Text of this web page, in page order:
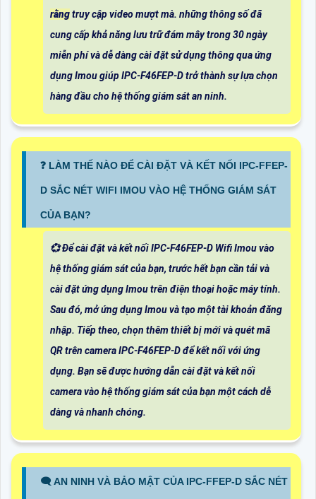
rằngtruy cập video mượt mà. những thông số đã
cung cấp khả năng lưu trữ đám mây trong 30 ngày
miễn phí và dễ dàng cài đặt sử dụng thông qua ứng
dụng Imou giúp IPC-F46FEP-D trở thành sự lựa chọn
hàng đầu cho hệ thống giám sát an ninh.
❓ LÀM THẾ NÀO ĐỂ CÀI ĐẶT VÀ KẾT NỐI IPC-FFEP-
D SẮC NÉT WIFI IMOU VÀO HỆ THỐNG GIÁM SÁT
CỦA BẠN?
💞 Để cài đặt và kết nối IPC-F46FEP-D Wifi Imou vào
hệ thống giám sát của bạn, trước hết bạn cần tải và
cài đặt ứng dụng Imou trên điện thoại hoặc máy tính.
Sau đó, mở ứng dụng Imou và tạo một tài khoản đăng
nhập. Tiếp theo, chọn thêm thiết bị mới và quét mã
QR trên camera IPC-F46FEP-D để kết nối với ứng
dụng. Bạn sẽ được hướng dẫn cài đặt và kết nối
camera vào hệ thống giám sát của bạn một cách dễ
dàng và nhanh chóng.
🗨️ AN NINH VÀ BẢO MẬT CỦA IPC-FFEP-D SẮC NÉT